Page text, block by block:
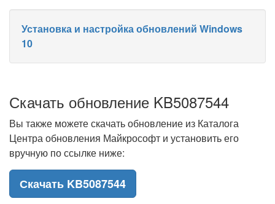
Установка и настройка обновлений Windows
10
Скачать обновление KB5087544
Вы также можете скачать обновление из Каталога
Центра обновления Майкрософт и установить его
вручную по ссылке ниже:
Скачать KB5087544